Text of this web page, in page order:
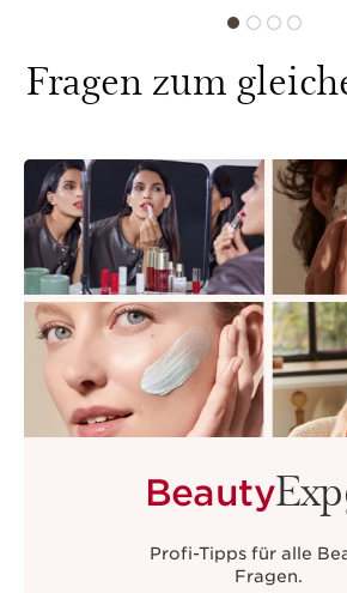
Fragen zum
Beauty
Profi-Tipps für alle
Fragen.